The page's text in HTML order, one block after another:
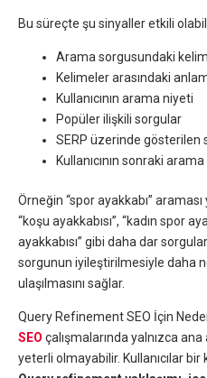
Bu süreçte şu sinyaller etkili
Arama sorgusundaki
Kelimeler arasındaki
Kullanıcının arama niyeti
Popüler ilişkili sorgular
SERP üzerinde gösterilen
Kullanıcının sonraki arama
Örneğin “spor ayakkabı”
“koşu ayakkabısı”, “kadın spor
ayakkabısı” gibi daha dar
sorgunun iyileştirilmesiyle daha
ulaşılmasını sağlar.
Query Refinement SEO İçin
SEO çalışmalarında yalnızca
yeterli olmayabilir. Kullanıcılar bir